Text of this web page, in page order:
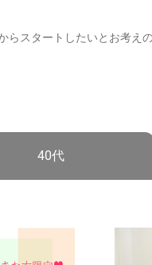
らスタートしたいとお考え
40代